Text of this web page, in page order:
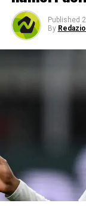
Published
By